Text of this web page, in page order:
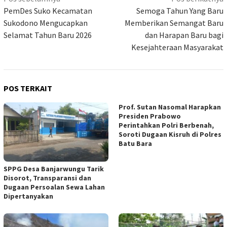
pos
PemDes Suko Kecamatan
Sukodono Mengucapkan
Selamat Tahun Baru 2026
Semoga Tahun Yang Baru
Memberikan Semangat Baru
dan Harapan Baru bagi
Kesejahteraan Masyarakat
POS TERKAIT
SPPG Desa Banjarwungu Tarik
Disorot, Transparansi dan
Dugaan Persoalan Sewa Lahan
Dipertanyakan
Prof. Sutan Nasomal Harapkan
Presiden Prabowo
Perintahkan Polri Berbenah,
Soroti Dugaan Kisruh di Polres
Batu Bara